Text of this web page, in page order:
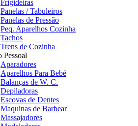
Frigideiras
Panelas / Tabuleiros
Panelas de Pressão
Peq. Aparelhos Cozinha
Tachos
Trens de Cozinha
Pessoal
Aparadores
Aparelhos Para Bebé
Balanças de W. C.
Depiladoras
Escovas de Dentes
Maquinas de Barbear
Massajadores